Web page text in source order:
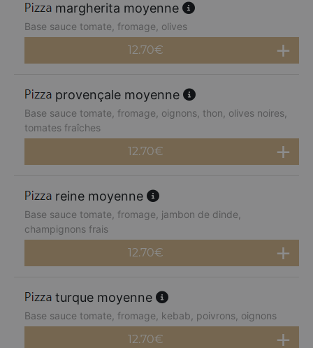
margherita moyenne
Base sauce tomate, fromage, olives
12.70€
provençale moyenne
Base sauce tomate, fromage, oignons, thon, olives noires,
tomates fraîches
12.70€
reine moyenne
Base sauce tomate, fromage, jambon de dinde,
champignons frais
12.70€
turque moyenne
Base sauce tomate, fromage, kebab, poivrons, oignons
12.70€